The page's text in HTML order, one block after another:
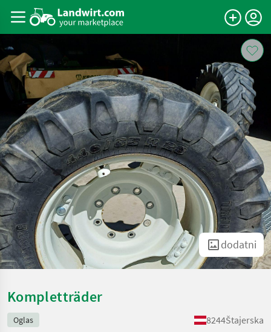
dodatni
Kompletträder
Oglas 8244Štajerska